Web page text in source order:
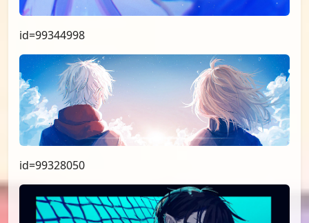
id=99344998
id=99328050